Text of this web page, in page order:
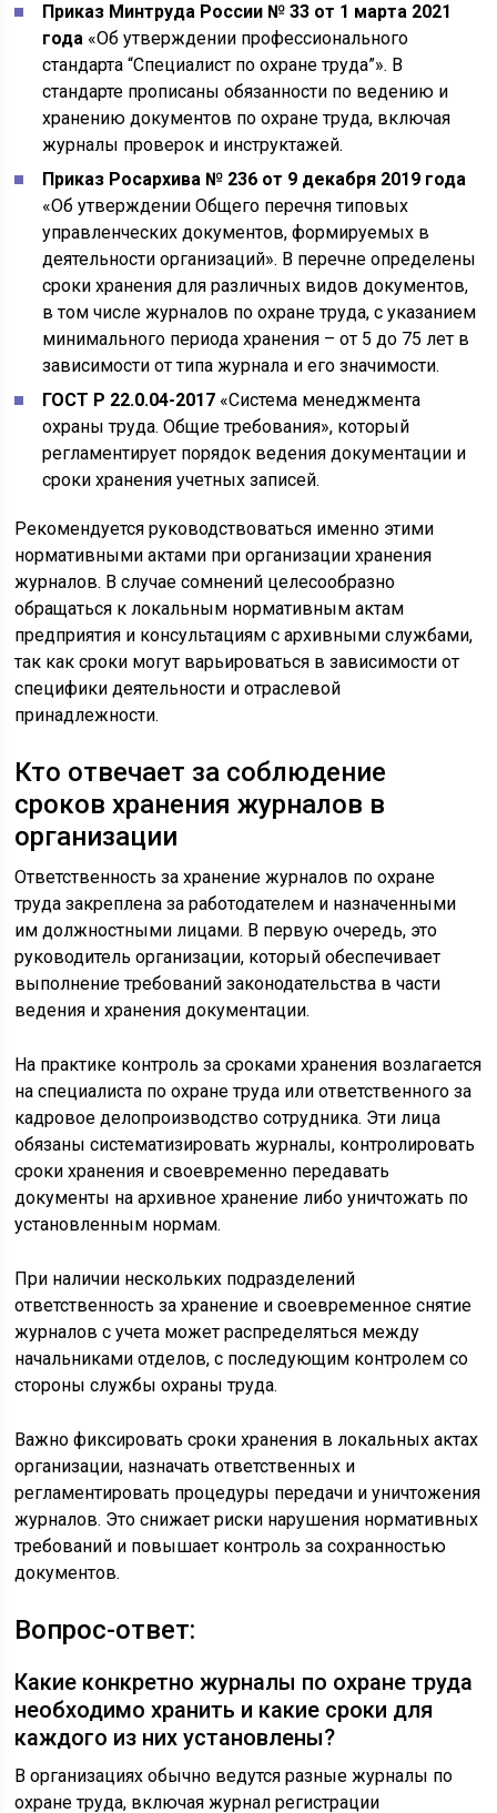
Приказ Минтруда России № 33 от 1 марта 2021
года «Об утверждении профессионального
стандарта “Специалист по охране труда”». В
стандарте прописаны обязанности по ведению и
хранению документов по охране труда, включая
журналы проверок и инструктажей.
Приказ Росархива № 236 от 9 декабря 2019 года
«Об утверждении Общего перечня типовых
управленческих документов, формируемых в
деятельности организаций». В перечне определены
сроки хранения для различных видов документов,
в том числе журналов по охране труда, с указанием
минимального периода хранения – от 5 до 75 лет в
зависимости от типа журнала и его значимости.
ГОСТ Р 22.0.04-2017 «Система менеджмента
охраны труда. Общие требования», который
регламентирует порядок ведения документации и
сроки хранения учетных записей.
Рекомендуется руководствоваться именно этими
нормативными актами при организации хранения
журналов. В случае сомнений целесообразно
обращаться к локальным нормативным актам
предприятия и консультациям с архивными службами,
так как сроки могут варьироваться в зависимости от
специфики деятельности и отраслевой
принадлежности.
Кто отвечает за соблюдение
сроков хранения журналов в
организации
Ответственность за хранение журналов по охране
труда закреплена за работодателем и назначенными
им должностными лицами. В первую очередь, это
руководитель организации, который обеспечивает
выполнение требований законодательства в части
ведения и хранения документации.
На практике контроль за сроками хранения возлагается
на специалиста по охране труда или ответственного за
кадровое делопроизводство сотрудника. Эти лица
обязаны систематизировать журналы, контролировать
сроки хранения и своевременно передавать
документы на архивное хранение либо уничтожать по
установленным нормам.
При наличии нескольких подразделений
ответственность за хранение и своевременное снятие
журналов с учета может распределяться между
начальниками отделов, с последующим контролем со
стороны службы охраны труда.
Важно фиксировать сроки хранения в локальных актах
организации, назначать ответственных и
регламентировать процедуры передачи и уничтожения
журналов. Это снижает риски нарушения нормативных
требований и повышает контроль за сохранностью
документов.
Вопрос-ответ:
Какие конкретно журналы по охране труда
необходимо хранить и какие сроки для
каждого из них установлены?
В организациях обычно ведутся разные журналы по
охране труда, включая журнал регистрации